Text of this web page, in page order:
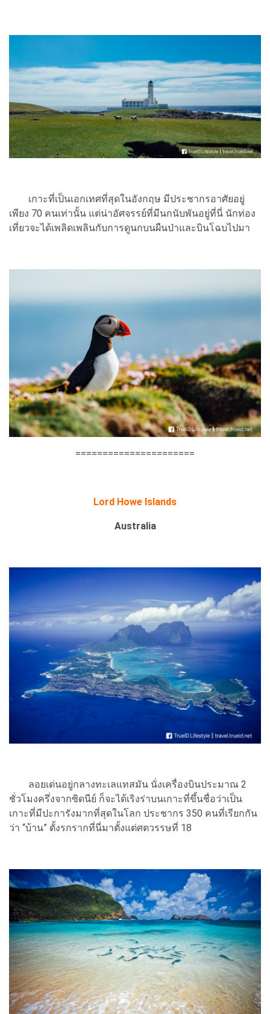
เกาะที่เป็นเอกเทศที่สุดในอังกฤษ มีประชากรอาศัยอยู่
เพียง 70 คนเท่านั้น แต่น่าอัศจรรย์ที่มีนกนับพันอยู่ที่นี่ นักท่อง
เที่ยวจะได้เพลิดเพลินกับการดูนกบนผืนป่าและบินโฉบไปมา
======================
Lord Howe Islands
Australia
ลอยเด่นอยู่กลางทะเลแทสมัน นั่งเครื่องบินประมาณ 2
ชั่วโมงครึ่งจากซิดนีย์ ก็จะได้เริงร่าบนเกาะที่ขึ้นชื่อว่าเป็น
เกาะที่มีปะการังมากที่สุดในโลก ประชากร 350 คนที่เรียกกัน
ว่า “บ้าน” ตั้งรกรากที่นี่มาตั้งแต่ศตวรรษที่ 18